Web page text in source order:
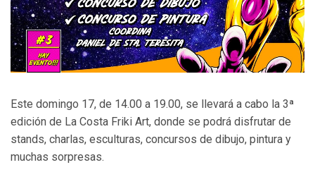
Este domingo 17, de 14.00 a 19.00, se llevará a cabo la 3ª
edición de La Costa Friki Art, donde se podrá disfrutar de
stands, charlas, esculturas, concursos de dibujo, pintura y
muchas sorpresas.